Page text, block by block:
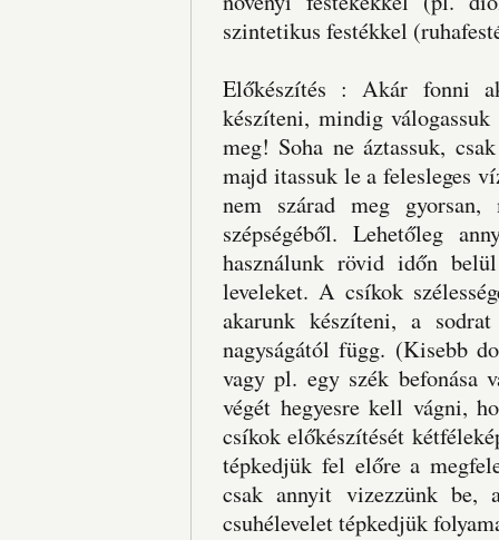
szintetikus festékkel
Előkészítés : Akár fonni
készíteni, mindig
meg! Soha ne áztassuk,
majd itassuk le a felesleges
nem szárad meg gyorsan,
szépségéből. Lehetőleg
használunk rövid időn
leveleket. A csíkok
akarunk készíteni, a
nagyságától függ. (Kisebb
vagy pl. egy szék befonása
végét hegyesre kell vágni,
csíkok előkészítését
tépkedjük fel előre a
csak annyit vizezzünk be,
csuhélevelet tépkedjük